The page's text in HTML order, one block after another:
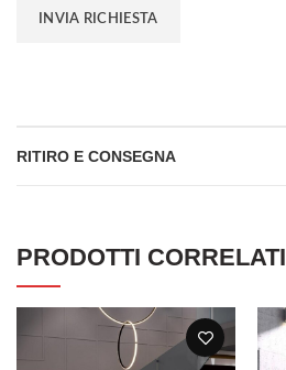
RITIRO E CONSEGNA
PRODOTTI CORRELATI